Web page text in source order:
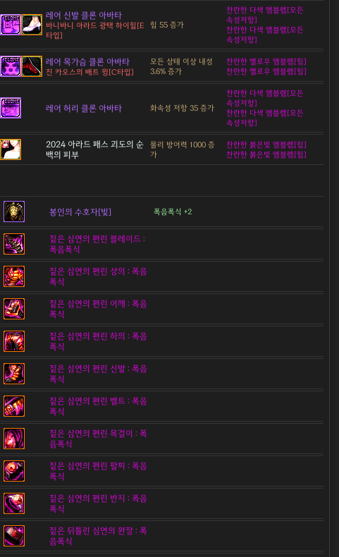
레어 신발 클론 아바타
바니바니 아라드 광택 하이힐[E
타입]
힘 55 증가
찬란한 다색 엠블렘[모든
속성저항]
찬란한 다색 엠블렘[모든
속성저항]
레어 목가슴 클론 아바타
진 카오스의 배트 윙[C타입]
모든 상태 이상 내성
3.6% 증가
찬란한 옐로우 엠블렘[힘]
찬란한 옐로우 엠블렘[힘]
레어 허리 클론 아바타 화속성 저항 35 증가
찬란한 다색 엠블렘[모든
속성저항]
찬란한 다색 엠블렘[모든
속성저항]
2024 아라드 패스 괴도의 순
백의 피부
물리 방어력 1000 증
가
찬란한 붉은빛 엠블렘[힘]
찬란한 붉은빛 엠블렘[힘]
봉인의 수호자[빛] 폭음폭식 +2
짙은 심연의 편린 블레이드 :
폭음폭식
짙은 심연의 편린 상의 : 폭음
폭식
짙은 심연의 편린 어깨 : 폭음
폭식
짙은 심연의 편린 하의 : 폭음
폭식
짙은 심연의 편린 신발 : 폭음
폭식
짙은 심연의 편린 벨트 : 폭음
폭식
짙은 심연의 편린 목걸이 : 폭
음폭식
짙은 심연의 편린 팔찌 : 폭음
폭식
짙은 심연의 편린 반지 : 폭음
폭식
짙은 뒤틀린 심연의 완장 : 폭
음폭식